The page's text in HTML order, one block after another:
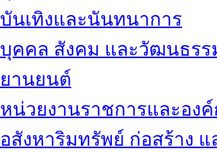
บันเทิงและนันทนาการ
บุคคล สังคม และวัฒนธรร
ยานยนต์
หน่วยงานราชการและอง
อสังหาริมทรัพย์ ก่อสร้าง